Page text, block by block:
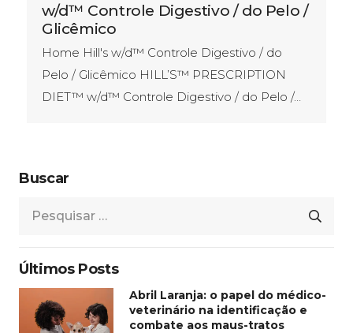
w/d™ Controle Digestivo / do Pelo /
Glicêmico
Home Hill's w/d™ Controle Digestivo / do
Pelo / Glicêmico HILL’S™ PRESCRIPTION
DIET™ w/d™ Controle Digestivo / do Pelo /…
Buscar
Últimos Posts
Abril Laranja: o papel do médico-
veterinário na identificação e
combate aos maus-tratos